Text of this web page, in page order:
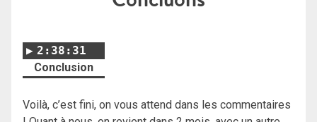
2:38:31
Conclusion
Voilà, c’est fini, on vous attend dans les commentaires